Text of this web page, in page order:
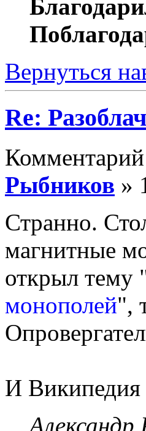
Вернуться
Re:
Рыбников »
Странно.
магнитные
открыл тему
монополей",
И Википедия
Александр